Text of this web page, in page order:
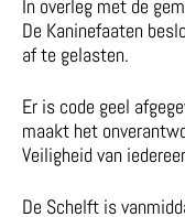
In overleg met de
De Kaninefaaten
af te gelasten.
Er is code geel
maakt het
Veiligheid van
De Schelft is